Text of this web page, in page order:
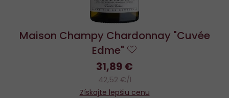
Maison Champy Chardonnay "Cuvée
Edme"
31,89 €
42,52 €/l
Získajte lepšiu cenu